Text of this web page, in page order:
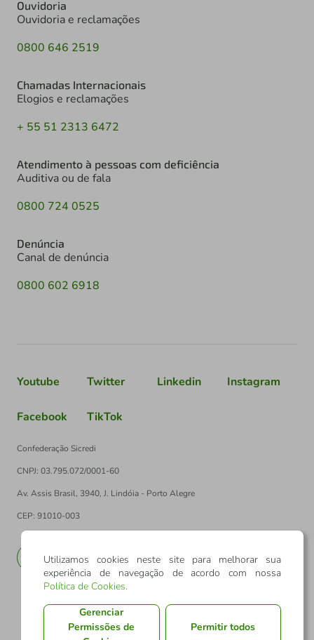
Ouvidoria
Ouvidoria e reclamações
0800 646 2519
Chamadas Internacionais
Elogios e reclamações
+ 55 51 2313 6472
Atendimento à pessoas com deficiência
Auditiva ou de fala
0800 724 0525
Denúncia
Canal de denúncia
0800 602 6918
Youtube Twitter Linkedin Instagram
Facebook TikTok
Confederação Sicredi
CNPJ: 03.795.072/0001-60
Av. Assis Brasil, 3940, J. Lindóia - Porto Alegre
CEP: 91010-003
EN
Utilizamos cookies neste site para melhorar sua
experiência de navegação de acordo com nossa
Política de Cookies.
Gerenciar
Permissões de
Permitir todos